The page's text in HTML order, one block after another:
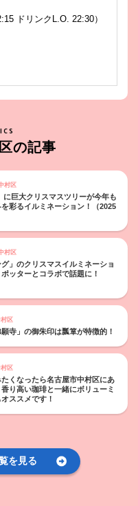
ドリンクL.O. 22:30）
の記事
村区
に巨大クリスマスツリーが今年も
彩るイルミネーション！（2025
村区
グ」のクリスマスイルミネーショ
ッターとコラボで話題に！
区
寺」の御朱印は瓢箪が特徴的！
区
くなったら名古屋市中村区にあ
り高い珈琲と一緒にボリューミ
ススメです！
を見る